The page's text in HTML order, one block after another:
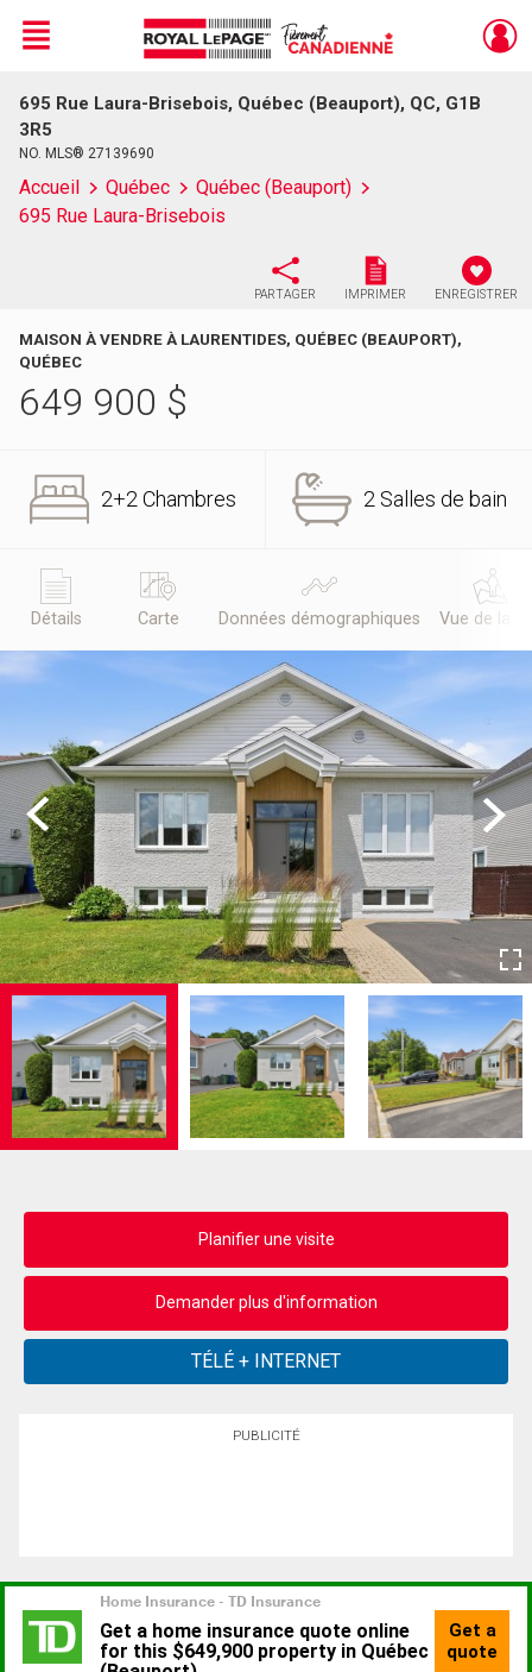
Live
En Direct
Menu
695 Rue Laura-Brisebois, Québec (Beauport), QC, G1B
3R5
NO. MLS® 27139690
Accueil Québec
Québec (Beauport)
695 Rue Laura-Brisebois
PARTAGER IMPRIMER ENREGISTRER
MAISON À VENDRE À LAURENTIDES, QUÉBEC (BEAUPORT),
QUÉBEC
649 900 $
2+2 Chambres 2 Salles de bain
Détails Carte Données démographiques Vue de la
Previous Next
Planifier une visite
Demander plus d'information
PUBLICITÉ